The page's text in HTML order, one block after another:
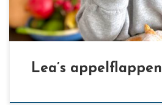
Lea’s appelflappen